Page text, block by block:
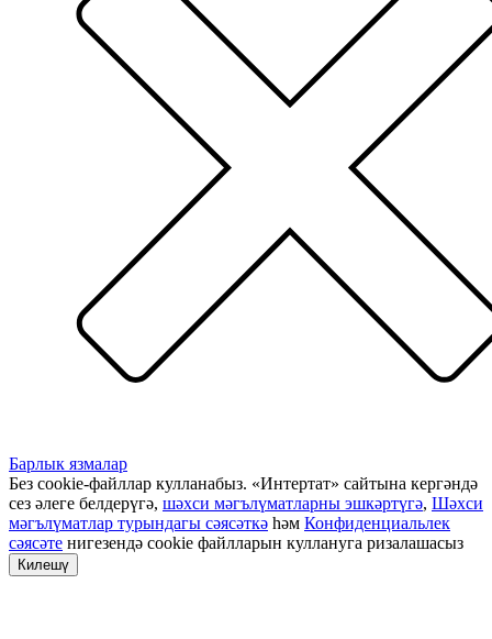
Барлык язмалар
Без cookie-файллар кулланабыз. «Интертат» сайтына кергәндә
сез әлеге белдерүгә, шәхси мәгълүматларны эшкәртүгә, Шәхси
мәгълүматлар турындагы сәясәткә һәм Конфиденциальлек
сәясәте нигезендә cookie файлларын куллануга ризалашасыз
Килешү